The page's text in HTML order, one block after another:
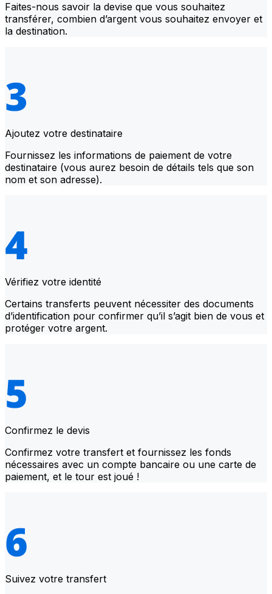
Faites-nous savoir la devise que vous souhaitez
transférer, combien d’argent vous souhaitez envoyer et
la destination.
Ajoutez votre destinataire
Fournissez les informations de paiement de votre
destinataire (vous aurez besoin de détails tels que son
nom et son adresse).
Vérifiez votre identité
Certains transferts peuvent nécessiter des documents
d’identification pour confirmer qu’il s’agit bien de vous et
protéger votre argent.
Confirmez le devis
Confirmez votre transfert et fournissez les fonds
nécessaires avec un compte bancaire ou une carte de
paiement, et le tour est joué !
Suivez votre transfert